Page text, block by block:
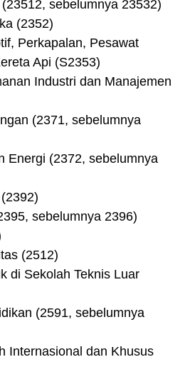
sebelumnya 23532)
(2352)
Perkapalan, Pesawat
Api (S2353)
Industri dan Manajemen
(2371, sebelumnya
Energi (2372, sebelumnya
sebelumnya 2396)
(2512)
di Sekolah Teknis Luar
(2591, sebelumnya
Internasional dan Khusus